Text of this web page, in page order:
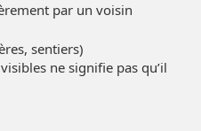
par un voisin
sentiers)
ne signifie pas qu’il